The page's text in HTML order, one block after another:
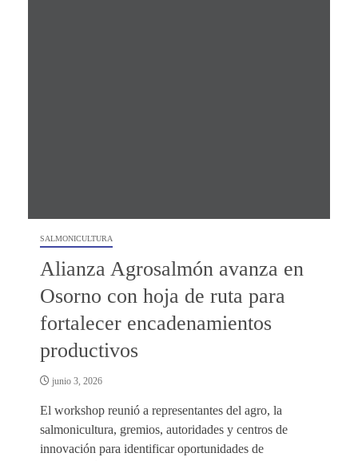
SALMONICULTURA
Alianza Agrosalmón avanza en
Osorno con hoja de ruta para
fortalecer encadenamientos
productivos
junio 3, 2026
El workshop reunió a representantes del agro, la
salmonicultura, gremios, autoridades y centros de
innovación para identificar oportunidades de